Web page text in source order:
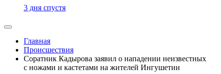
3 дня спустя
Главная
Происшествия
Соратник Кадырова заявил о нападении неизвестных
с ножами и кастетами на жителей Ингушетии